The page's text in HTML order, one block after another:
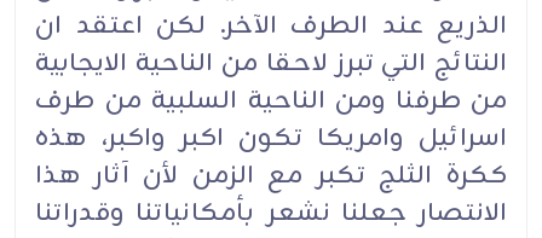
الذريع عند الطرف الآخر. لكن اعتقد ان
النتائج التي تبرز لاحقا من الناحية الايجابية
من طرفنا ومن الناحية السلبية من طرف
اسرائيل وامريكا تكون اكبر واكبر، هذه
ككرة الثلج تكبر مع الزمن لأن آثار هذا
الانتصار جعلنا نشعر بأمكانياتنا وقدراتنا